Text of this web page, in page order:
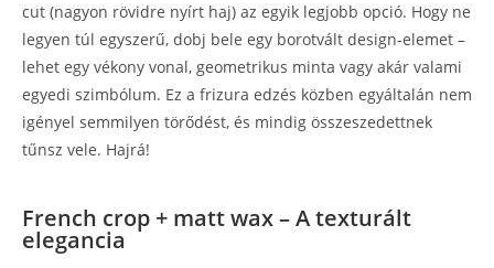
cut (nagyon rövidre nyírt haj) az egyik legjobb opció. Hogy ne
legyen túl egyszerű, dobj bele egy borotvált design-elemet –
lehet egy vékony vonal, geometrikus minta vagy akár valami
egyedi szimbólum. Ez a frizura edzés közben egyáltalán nem
igényel semmilyen törődést, és mindig összeszedettnek
tűnsz vele. Hajrá!
French crop + matt wax – A texturált
elegancia